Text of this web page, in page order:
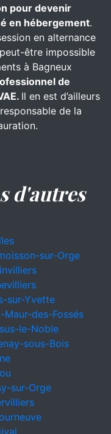
pour devenir
en hébergement.
en alternance
être impossible
à Bagneux
de
Il en est d’ailleurs
de la
d'autres
sur-Orge
sur-Yvette
des-Fossés
le-Noble
sous-Bois
sur-Orge